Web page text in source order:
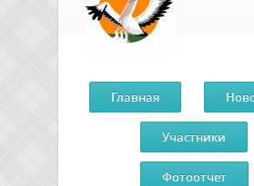
дебют педагог - психолог
Главная
Участники
Фотоотчет